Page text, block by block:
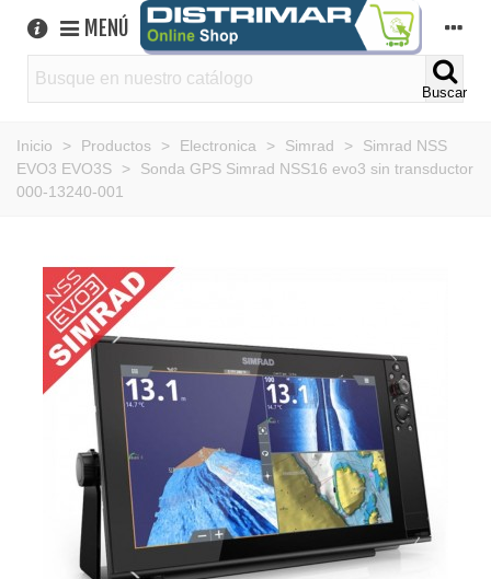
MENÚ
Buscar
Inicio > Productos > Electronica > Simrad >
Simrad NSS
EVO3 EVO3S
>
Sonda GPS Simrad NSS16 evo3 sin transductor
000-13240-001